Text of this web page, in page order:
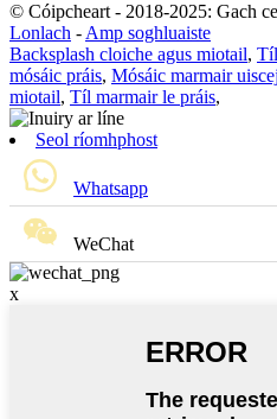
© Cóipcheart - 2018-2025: Gach
Lonlach - Amp soghluaiste
Backsplash cloiche agus miotail,
mósáic práis, Mósáic marmair
miotail, Tíl marmair le práis,
Seol ríomhphost
Whatsapp
WeChat
x